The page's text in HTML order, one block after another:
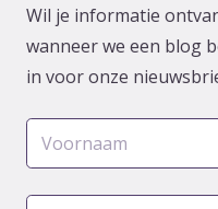
Wil je informatie
wanneer we een blog
in voor onze